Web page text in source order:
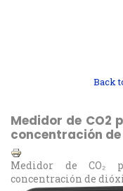
Back
Medidor de CO2
concentración
Medidor de CO₂
concentración de